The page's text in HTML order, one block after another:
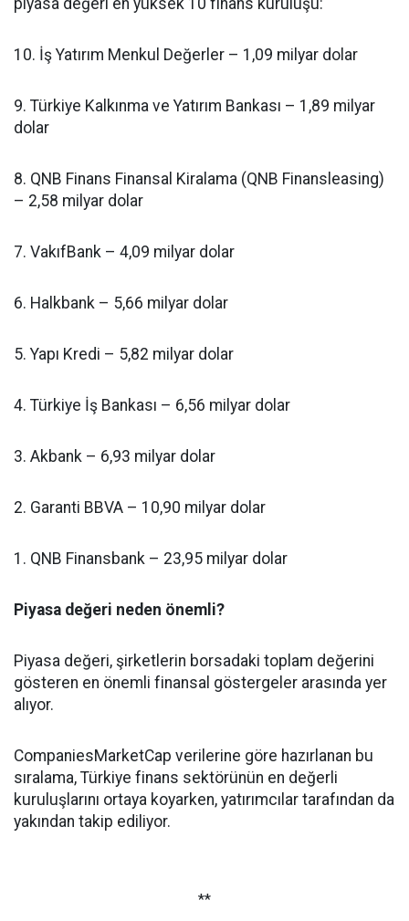
piyasa değeri en yüksek 10 finans kuruluşu:
10. İş Yatırım Menkul Değerler – 1,09 milyar dolar
9. Türkiye Kalkınma ve Yatırım Bankası – 1,89 milyar
dolar
8. QNB Finans Finansal Kiralama (QNB Finansleasing)
– 2,58 milyar dolar
7. VakıfBank – 4,09 milyar dolar
6. Halkbank – 5,66 milyar dolar
5. Yapı Kredi – 5,82 milyar dolar
4. Türkiye İş Bankası – 6,56 milyar dolar
3. Akbank – 6,93 milyar dolar
2. Garanti BBVA – 10,90 milyar dolar
1. QNB Finansbank – 23,95 milyar dolar
Piyasa değeri neden önemli?
Piyasa değeri, şirketlerin borsadaki toplam değerini
gösteren en önemli finansal göstergeler arasında yer
alıyor.
CompaniesMarketCap verilerine göre hazırlanan bu
sıralama, Türkiye finans sektörünün en değerli
kuruluşlarını ortaya koyarken, yatırımcılar tarafından da
yakından takip ediliyor.
**